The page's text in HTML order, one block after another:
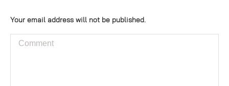
Your email address will not be published.
Comment